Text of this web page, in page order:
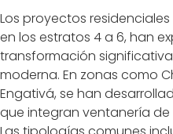
Los proyectos
en los estratos 4 a 6, han
transformación
moderna. En zonas como
Engativá, se han
que integran ventanería